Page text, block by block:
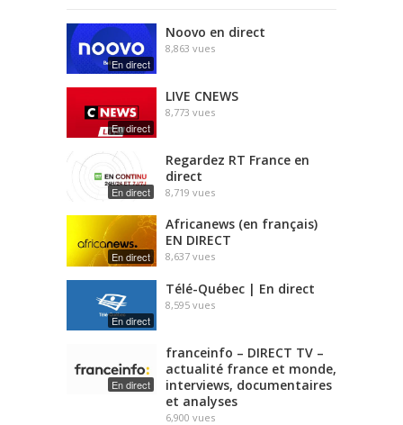
En direct
Noovo en direct
8,863 vues
En direct
LIVE CNEWS
8,773 vues
En direct
Regardez RT France en
direct
8,719 vues
En direct
Africanews (en français)
EN DIRECT
8,637 vues
En direct
Télé-Québec | En direct
8,595 vues
En direct
franceinfo – DIRECT TV –
actualité france et monde,
interviews, documentaires
et analyses
6,900 vues